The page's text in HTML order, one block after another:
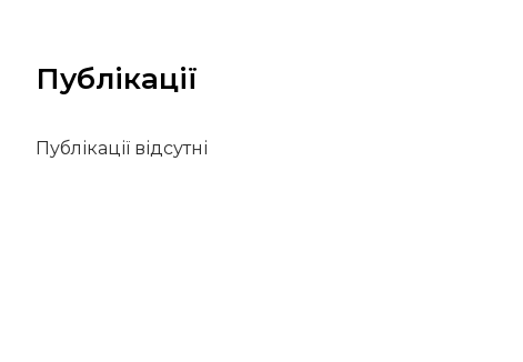
Публікації
Публікації відсутні